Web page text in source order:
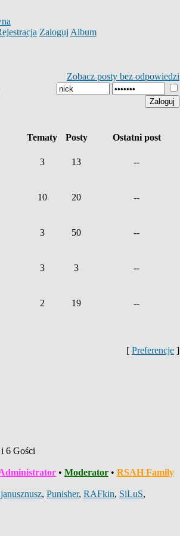
Zaloguj Album
Zobacz posty bez odpowiedzi
Tematy Posty
Ostatni post
3 13 --
10 20 --
3 50 --
3 3 --
2 19 --
[ Preferencje ]
6 Gości
• Moderator • RSAH Family
janusznusz, Punisher, RAFkin, SiLuS,